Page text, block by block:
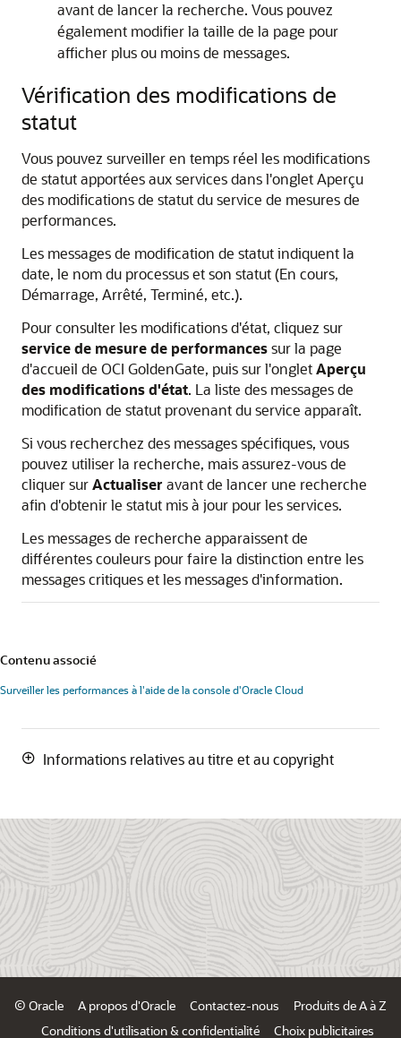
avant de lancer la recherche. Vous pouvez
également modifier la taille de la page pour
afficher plus ou moins de messages.
Vérification des modifications de
statut
Vous pouvez surveiller en temps réel les modifications
de statut apportées aux services dans l'onglet Aperçu
des modifications de statut du service de mesures de
performances.
Les messages de modification de statut indiquent la
date, le nom du processus et son statut (En cours,
Démarrage, Arrêté, Terminé, etc.).
Pour consulter les modifications d'état, cliquez sur
service de mesure de performancessur la page
d'accueil de OCI GoldenGate, puis sur l'ongletAperçu
des modifications d'état. La liste des messages de
modification de statut provenant du service apparaît.
Si vous recherchez des messages spécifiques, vous
pouvez utiliser la recherche, mais assurez-vous de
cliquer surActualiser avant de lancer une recherche
afin d'obtenir le statut mis à jour pour les services.
Les messages de recherche apparaissent de
différentes couleurs pour faire la distinction entre les
messages critiques et les messages d'information.
Contenu associé
Surveiller les performances à l'aide de la console d'Oracle Cloud
Informations relatives au titre et au copyright
© Oracle A propos d'Oracle Contactez-nous
Produits de A à Z
Conditions d'utilisation & confidentialité
Choix publicitaires